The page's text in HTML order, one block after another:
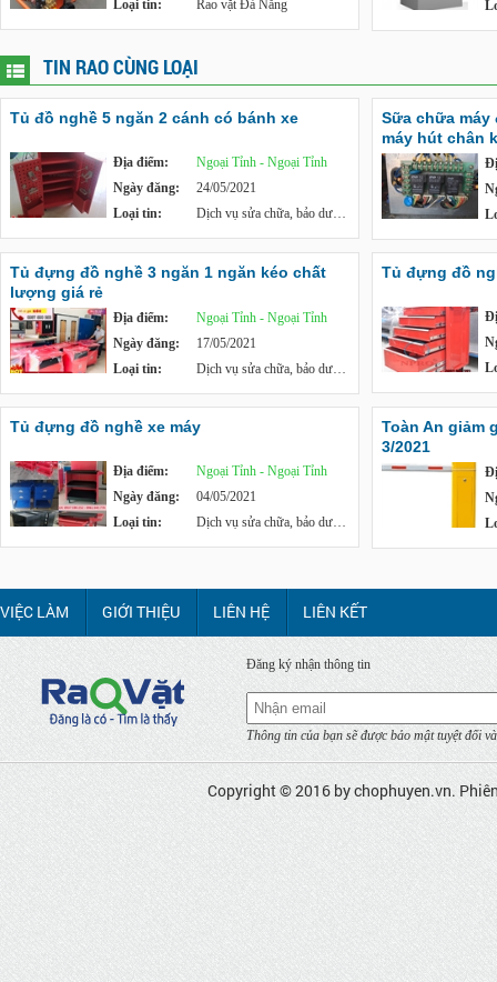
Loại tin:
Rao vặt Đà Nẵng
TIN RAO CÙNG LOẠI
Tủ đồ nghề 5 ngăn 2 cánh có bánh xe
Địa điểm:
Ngoại Tỉnh - Ngoại Tỉnh
Ngày đăng:
24/05/2021
Loại tin:
Dịch vụ sửa chữa, bảo dưỡng
Sữa chữa máy
máy hút chân
Tủ đựng đồ nghề 3 ngăn 1 ngăn kéo chất
lượng giá rẻ
Địa điểm:
Ngoại Tỉnh - Ngoại Tỉnh
Ngày đăng:
17/05/2021
Loại tin:
Dịch vụ sửa chữa, bảo dưỡng
Tủ đựng đồ
Tủ đựng đồ nghề xe máy
Địa điểm:
Ngoại Tỉnh - Ngoại Tỉnh
Ngày đăng:
04/05/2021
Loại tin:
Dịch vụ sửa chữa, bảo dưỡng
Toàn An giảm
3/2021
VIỆC LÀM GIỚI THIỆU LIÊN HỆ LIÊN KẾT
Đăng ký nhận thông tin
Thông tin của bạn sẽ được bảo mật tuyệt đối
Copyright © 2016 bychophuyen.vn.